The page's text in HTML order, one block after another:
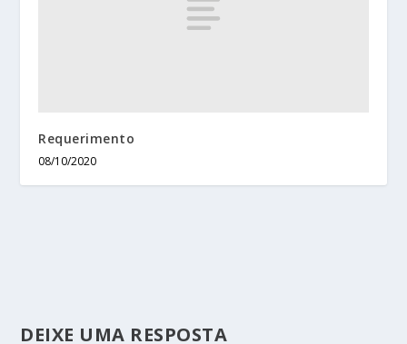
Requerimento
08/10/2020
DEIXE UMA RESPOSTA